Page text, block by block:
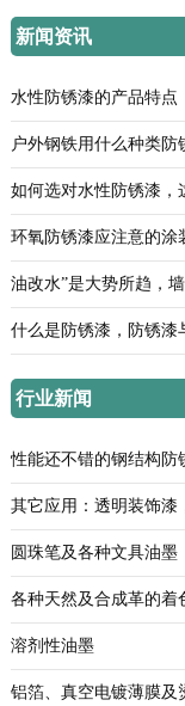
新闻资讯
水性防锈漆的产品特点
户外钢铁用什么种类防
如何选对水性防锈漆，
环氧防锈漆应注意的涂
油改水”是大势所趋，
什么是防锈漆，防锈漆
行业新闻
性能还不错的钢结构防
其它应用：透明装饰漆
圆珠笔及各种文具油墨
各种天然及合成革的着
溶剂性油墨
铝箔、真空电镀薄膜及